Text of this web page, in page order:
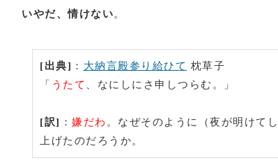
いやだ、情けない。
[出典] ： 大納言殿参り給ひて 枕草子
「 うたて 、なにしにさ申しつらむ。」
[訳] ： 嫌だわ 。なぜそのように（夜が明けて
上げたのだろうか。